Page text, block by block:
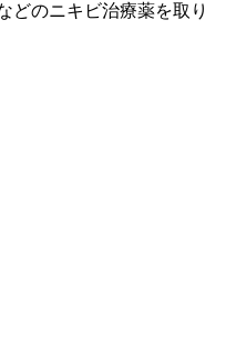
どのニキビ治療薬を取り